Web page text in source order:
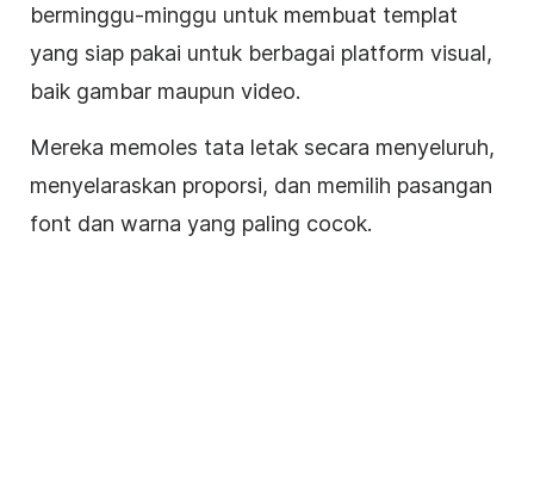
berminggu-minggu untuk membuat templat
yang siap pakai untuk berbagai platform visual,
baik gambar maupun video.
Mereka memoles tata letak secara menyeluruh,
menyelaraskan proporsi, dan memilih pasangan
font dan warna yang paling cocok.